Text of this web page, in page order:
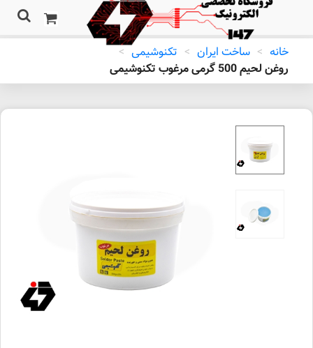
خانه > ساخت ایران > تکنوشیمی >
روغن لحیم 500 گرمی مرغوب تکنوشیمی